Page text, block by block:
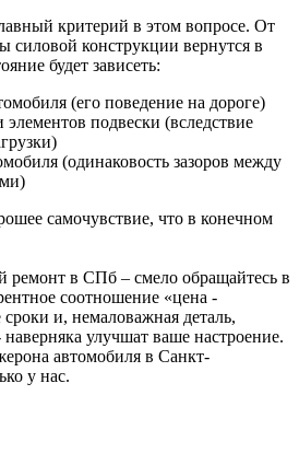
критерий в этом вопросе. От
силовой конструкции вернутся в
будет зависеть:
(его поведение на дороге)
подвески (вследствие
(одинаковость зазоров между
самочувствие, что в конечном
ремонт в СПб – смело обращайтесь в
соотношение «цена -
и, немаловажная деталь,
улучшат ваше настроение.
автомобиля в Санкт-
у нас.